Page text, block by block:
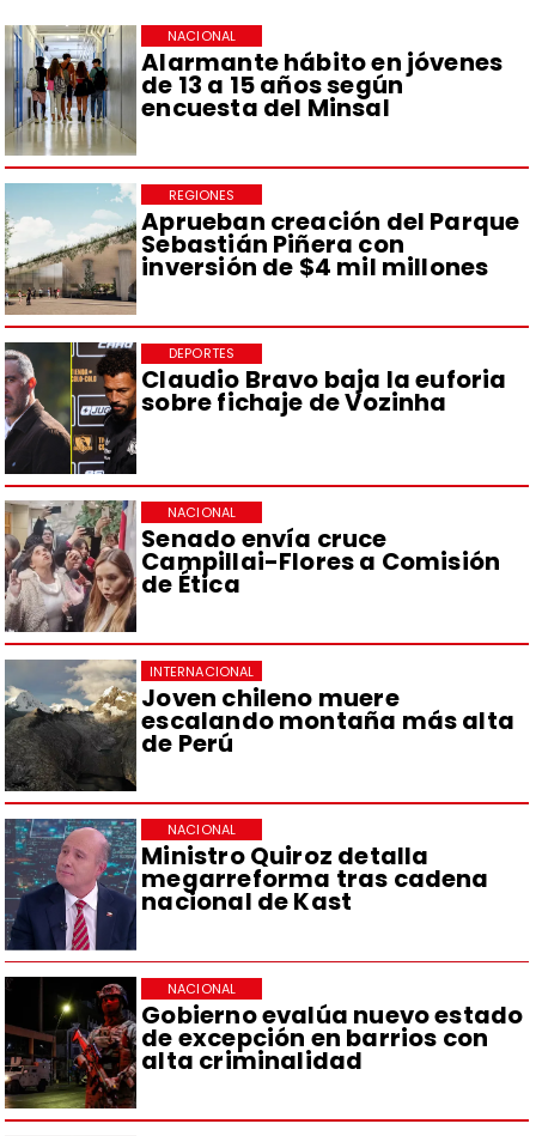
Alarmante hábito en jóvenes
de 13 a 15 años según
encuesta del Minsal
NACIONAL
Aprueban creación del Parque
Sebastián Piñera con
inversión de $4 mil millones
REGIONES
Claudio Bravo baja la euforia
sobre fichaje de Vozinha
DEPORTES
Senado envía cruce
Campillai-Flores a Comisión
de Ética
NACIONAL
Joven chileno muere
escalando montaña más alta
de Perú
INTERNACIONAL
Ministro Quiroz detalla
megarreforma tras cadena
nacional de Kast
NACIONAL
Gobierno evalúa nuevo estado
de excepción en barrios con
alta criminalidad
NACIONAL